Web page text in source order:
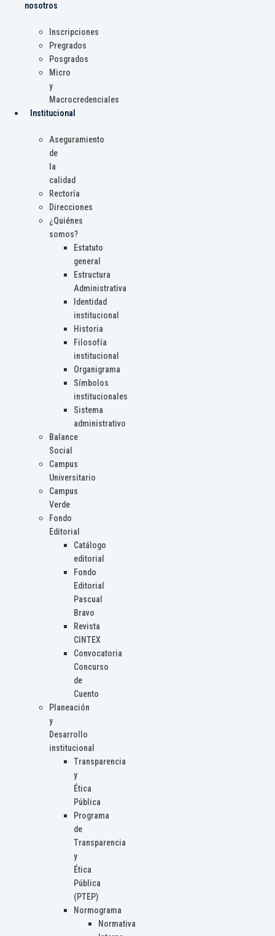
nosotros
Inscripciones
Pregrados
Posgrados
Micro
y
Macrocredenciales
Institucional
Aseguramiento
de
la
calidad
Rectoría
Direcciones
¿Quiénes
somos?
Estatuto
general
Estructura
Administrativa
Identidad
institucional
Historia
Filosofía
institucional
Organigrama
Símbolos
institucionales
Sistema
administrativo
Balance
Social
Campus
Universitario
Campus
Verde
Fondo
Editorial
Catálogo
editorial
Fondo
Editorial
Pascual
Bravo
Revista
CINTEX
Convocatoria
Concurso
de
Cuento
Planeación
y
Desarrollo
institucional
Transparencia
y
Ética
Pública
Programa
de
Transparencia
y
Ética
Pública
(PTEP)
Normograma
Normativa